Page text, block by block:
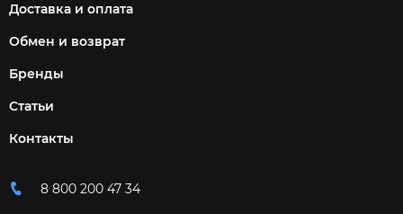
Доставка и оплата
Обмен и возврат
Бренды
Статьи
Контакты
8 800 200 47 34